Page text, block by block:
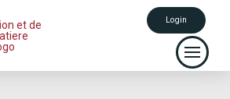
Login